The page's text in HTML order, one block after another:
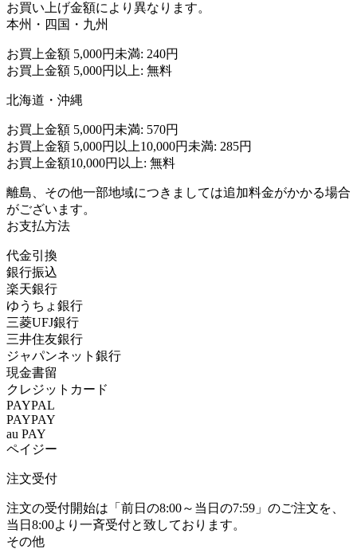
お買い上げ金額により異なります。
本州・四国・九州
お買上金額 5,000円未満: 240円
お買上金額 5,000円以上: 無料
北海道・沖縄
お買上金額 5,000円未満: 570円
お買上金額 5,000円以上10,000円未満: 285円
お買上金額10,000円以上: 無料
離島、その他一部地域につきましては追加料金がかかる場合
がございます。
お支払方法
代金引換
銀行振込
楽天銀行
ゆうちょ銀行
三菱UFJ銀行
三井住友銀行
ジャパンネット銀行
現金書留
クレジットカード
PAYPAL
PAYPAY
au PAY
ペイジー
注文受付
注文の受付開始は「前日の8:00～当日の7:59」のご注文を、
当日8:00より一斉受付と致しております。
その他